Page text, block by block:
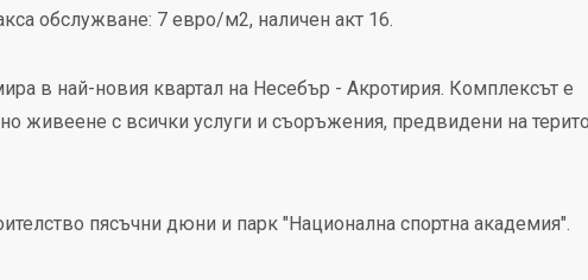
обслужване: 7 евро/м2, наличен акт 16.
в най-новия квартал на Несебър - Акротирия. Комплексът е
живеене с всички услуги и съоръжения, предвидени на
пясъчни дюни и парк "Национална спортна академия".